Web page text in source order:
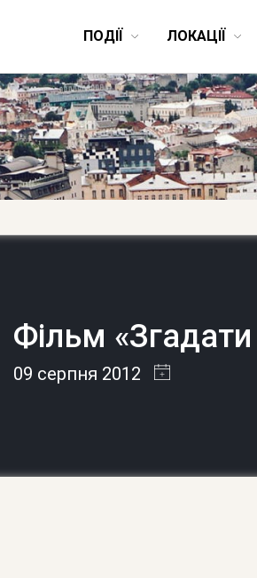
ПОДІЇ ЛОКАЦІЇ
Фільм «Згадати
09 серпня 2012